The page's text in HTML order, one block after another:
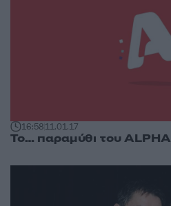
16:5811.01.17
Το… παραμύθι του ALPHA